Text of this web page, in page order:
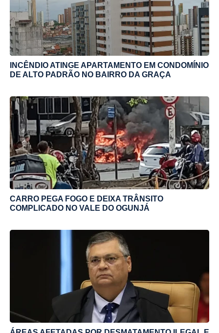
INCÊNDIO ATINGE APARTAMENTO EM CONDOMÍNIO
DE ALTO PADRÃO NO BAIRRO DA GRAÇA
CARRO PEGA FOGO E DEIXA TRÂNSITO
COMPLICADO NO VALE DO OGUNJÁ